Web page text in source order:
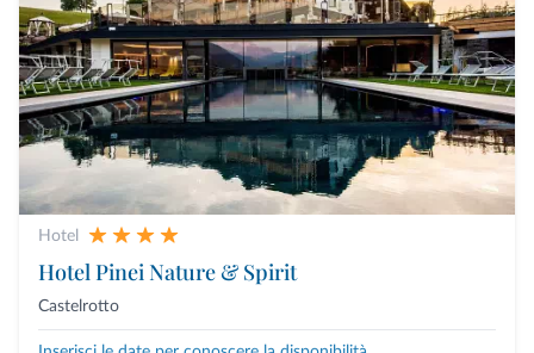
Hotel
Hotel Pinei Nature & Spirit
Castelrotto